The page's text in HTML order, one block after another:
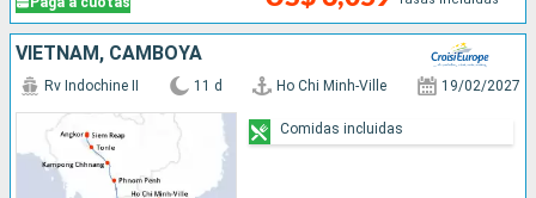
VIETNAM, CAMBOYA
Rv Indochine II 11 d Ho Chi Minh-Ville 19/02/2027
Comidas incluidas